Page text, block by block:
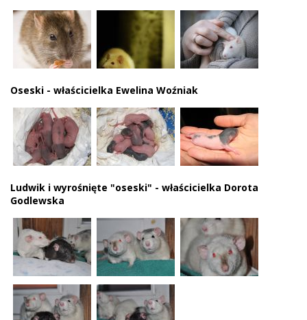
Oseski - właścicielka Ewelina Woźniak
Ludwik i wyrośnięte "oseski" - właścicielka Dorota
Godlewska